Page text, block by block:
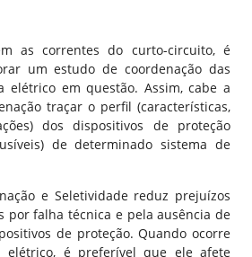
as correntes do curto-circuito, é
um estudo de coordenação das
elétrico em questão. Assim, cabe a
traçar o perfil (características,
dos dispositivos de proteção
de determinado sistema de
e Seletividade reduz prejuízos
por falha técnica e pela ausência de
de proteção. Quando ocorre
elétrico, é preferível que ele afete